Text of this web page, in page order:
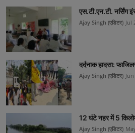
एस.टी.एन.टी. नर्सिंग
Ajay Singh (एडिटर) Jul
दर्दनाक हादसा:
Ajay Singh (एडिटर)
12 घंटे नहर में 5
Ajay Singh (एडिटर)